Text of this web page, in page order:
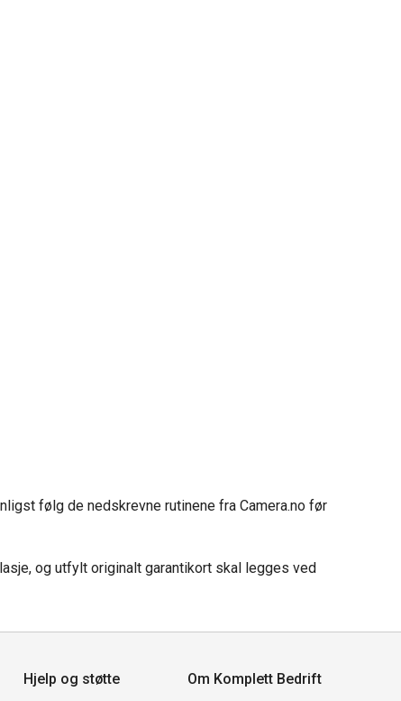
følg de nedskrevne rutinene fra Camera.no før
og utfylt originalt garantikort skal legges ved
Hjelp og støtte Om Komplett Bedrift